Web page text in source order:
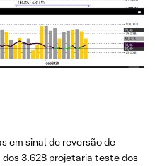
em sinal de reversão de
3.628 projetaria teste dos